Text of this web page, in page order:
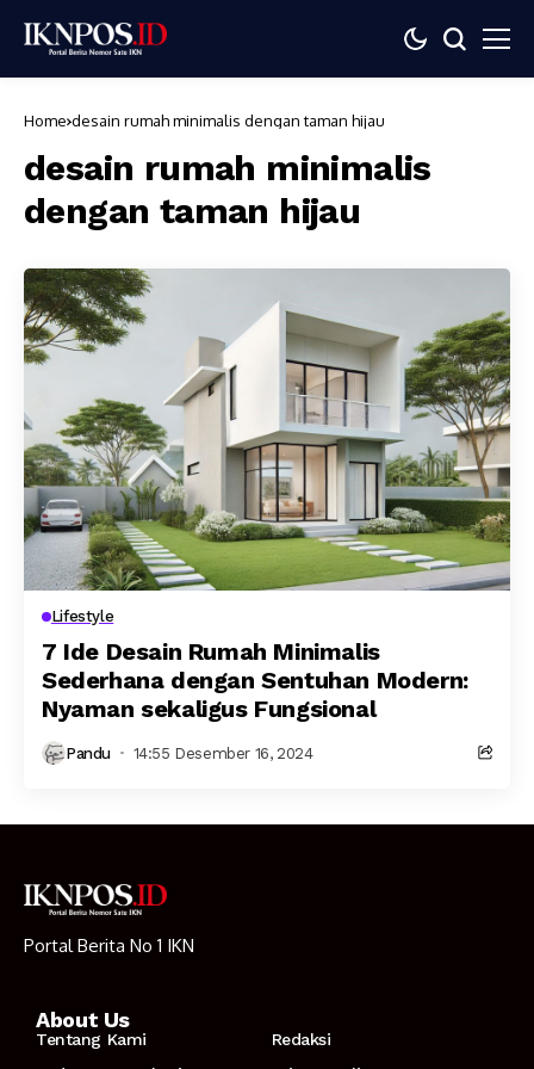
Home desain rumah minimalis dengan taman hijau
desain rumah minimalis
dengan taman hijau
Lifestyle
7 Ide Desain Rumah Minimalis
Sederhana dengan Sentuhan Modern:
Nyaman sekaligus Fungsional
Pandu 14:55 Desember 16, 2024
Portal Berita No 1 IKN
About Us
Tentang Kami
Redaksi